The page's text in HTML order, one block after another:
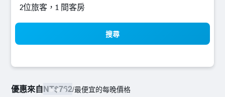
2位旅客，1 間客房
搜尋
優惠來自NT$762/最便宜的每晚價格